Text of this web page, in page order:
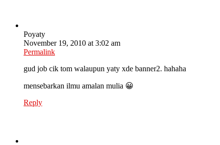
Poyaty
November 19, 2010 at 3:02 am
Permalink
gud job cik tom walaupun yaty xde banner2. hahaha
mensebarkan ilmu amalan mulia 😀
Reply